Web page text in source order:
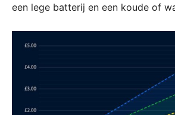
een lege batterij en een koude of